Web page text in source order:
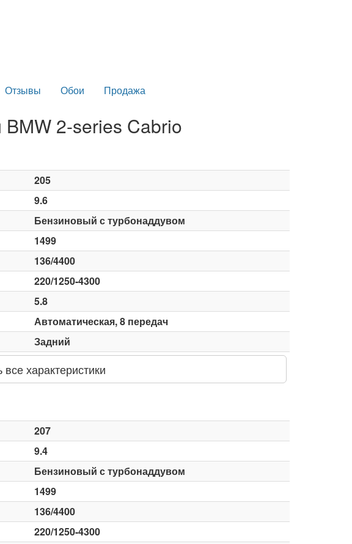
Отзывы Обои Продажа
2-series Cabrio
205
9.6
Бензиновый с турбонаддувом
1499
136/4400
220/1250-4300
5.8
Автоматическая, 8 передач
Задний
все характеристики
207
9.4
Бензиновый с турбонаддувом
1499
136/4400
220/1250-4300